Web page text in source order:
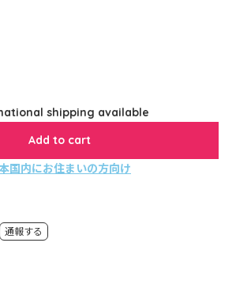
shipping available
Add to cart
国内にお住まいの方向け
通報する